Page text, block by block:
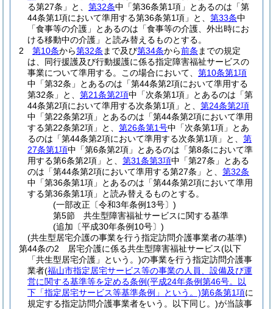
る第27条」と、 第32条中「第36条第1項」とあるのは「第
44条第1項において準用する第36条第1項」と、 第33条中
「食事等の介護」とあるのは「食事等の介護、外出時にお
ける移動中の介護」と読み替えるものとする。
2
第10条から第32条 まで及び第34条から前条 までの規定
は、同行援護及び行動援護に係る指定障害福祉サービスの
事業について準用する。
この場合において、 第10条第1項
中「第32条」とあるのは「第44条第2項において準用する
第32条」と、 第21条第2項中「次条第1項」とあるのは「第
44条第2項において準用する次条第1項」と、 第24条第2項
中「第22条第2項」とあるのは「第44条第2項において準用
する第22条第2項」と、 第26条第1号中「次条第1項」とあ
るのは「第44条第2項において準用する次条第1項」と、 第
27条第1項中「第6条第2項」とあるのは「第8条において準
用する第6条第2項」と、 第31条第3項中「第27条」とある
のは「第44条第2項において準用する第27条」と、 第32条
中「第36条第1項」とあるのは「第44条第2項において準用
する第36条第1項」と読み替えるものとする。
(一部改正〔令和3年条例13号〕)
第5節
共生型障害福祉サービスに関する基準
(追加〔平成30年条例10号〕)
(共生型居宅介護の事業を行う指定訪問介護事業者の基準)
第44条の2
居宅介護に係る共生型障害福祉サービス(以下
「共生型居宅介護」という。)の事業を行う指定訪問介護事
業者(福山市指定居宅サービス等の事業の人員、設備及び運
営に関する基準等を定める条例(平成24年条例第46号。以
下「指定居宅サービス等基準条例」という。)第6条第1項に
規定する指定訪問介護事業者をいう。以下同じ。)が当該事